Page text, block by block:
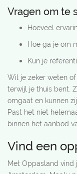
Vragen om te
Hoeveel
Hoe ga je om
Kun je
Wil je zeker weten
terwijl je thuis bent.
omgaat en kunnen
Past het niet
binnen het aanbod
Vind een
Met Oppasland vind